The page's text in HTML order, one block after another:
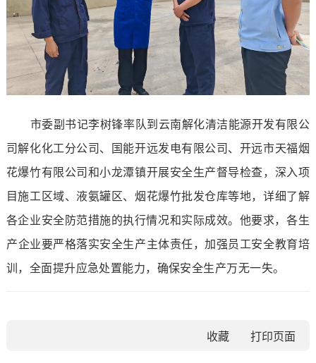
市委副书记李树锋率队到云南解化清洁能源开发有限公
司解化化工分公司、国能开远发电有限公司、开远市天福烟
花爆竹有限公司和小龙潭镇开展安全生产督导检查，深入项
目施工区域、液氨罐区、烟花爆竹批发仓库等地，详细了解
各企业安全防范措施的执行情况和实际成效。他要求，各生
产企业要严格落实安全生产主体责任，加强员工安全教育培
训，全面提升应急处置能力，确保安全生产万无一失。
收藏